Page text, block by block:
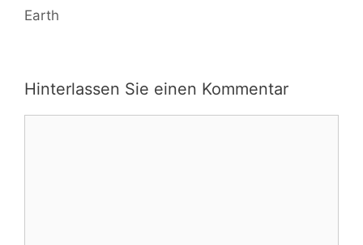
Earth
Hinterlassen Sie einen Kommentar